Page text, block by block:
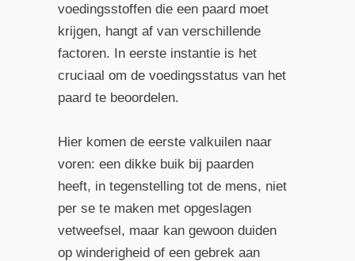
voedingsstoffen die een paard moet
krijgen, hangt af van verschillende
factoren. In eerste instantie is het
cruciaal om de voedingsstatus van het
paard te beoordelen.
Hier komen de eerste valkuilen naar
voren: een dikke buik bij paarden
heeft, in tegenstelling tot de mens, niet
per se te maken met opgeslagen
vetweefsel, maar kan gewoon duiden
op winderigheid of een gebrek aan